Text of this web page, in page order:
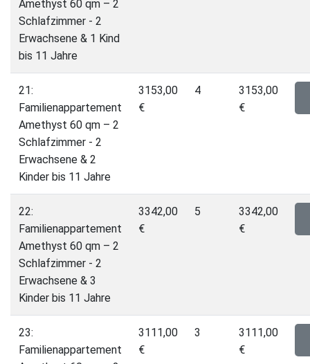
Amethyst 60 qm – 2
Schlafzimmer - 2
Erwachsene & 1 Kind
bis 11 Jahre
21:
Familienappartement
Amethyst 60 qm – 2
Schlafzimmer - 2
Erwachsene & 2
Kinder bis 11 Jahre
3153,00
€
4
3153,00
€
22:
Familienappartement
Amethyst 60 qm – 2
Schlafzimmer - 2
Erwachsene & 3
Kinder bis 11 Jahre
3342,00
€
5
3342,00
€
23:
Familienappartement
3111,00
€
3
3111,00
€